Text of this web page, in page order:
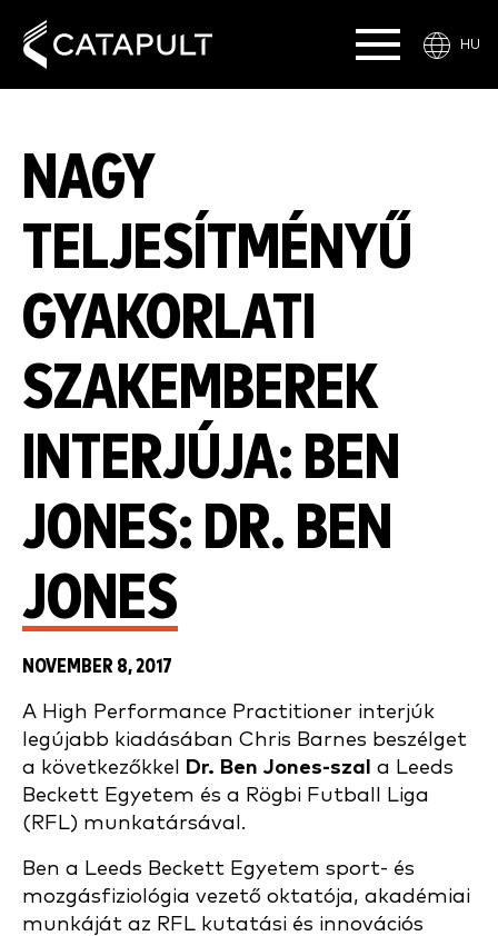
HU
NAGY
TELJESÍTMÉNYŰ
GYAKORLATI
SZAKEMBEREK
INTERJÚJA: BEN
JONES: DR. BEN
JONES
NOVEMBER 8, 2017
A High Performance Practitioner interjúk
legújabb kiadásában Chris Barnes beszélget
a következőkkel
Dr. Ben Jones-szal a Leeds
Beckett Egyetem és a Rögbi Futball Liga
(RFL) munkatársával.
Ben a Leeds Beckett Egyetem sport- és
mozgásfiziológia vezető oktatója, akadémiai
munkáját az RFL kutatási és innovációs